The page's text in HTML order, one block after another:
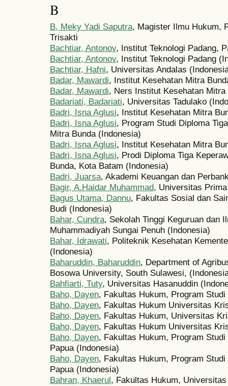
B
B, Meky Yadi Saputra, Magister Ilmu Hukum,
Trisakti
Bachtiar, Antonov, Institut Teknologi Padang,
Bachtiar, Antonov, Institut Teknologi Padang
Bachtiar, Hafni, Universitas Andalas
Badar, Mawardi, Institut Kesehatan Mitra
Badar, Mawardi, Ners Institut Kesehatan Mitra
Badariati, Badariati, Universitas Tadulako
Badri, Isna Aglusi, Institut Kesehatan Mitra
Badri, Isna Aglusi, Program Studi Diploma
Mitra Bunda (Indonesia)
Badri, Isna Aglusi, Institut Kesehatan Mitra
Badri, Isna Aglusi, Prodi Diploma Tiga
Bunda, Kota Batam (Indonesia)
Badri, Juarsa, Akademi Keuangan dan
Bagir, A.Haidar Muhammad, Universitas
Bagus Utama, Dannu, Fakultas Sosial dan
Budi (Indonesia)
Bahar, Cundra, Sekolah Tinggi Keguruan dan
Muhammadiyah Sungai Penuh (Indonesia)
Bahar, Idrawati, Politeknik Kesehatan
(Indonesia)
Baharuddin, Baharuddin, Department of
Bosowa University, South Sulawesi,
Bahfiarti, Tuty, Universitas Hasanuddin
Baho, Dayen, Fakultas Hukum, Program
Baho, Dayen, Fakultas Hukum Universitas
Baho, Dayen, Fakultas Hukum, Universitas
Baho, Dayen, Fakultas Hukum Universitas
Baho, Dayen, Fakultas Hukum, Program
Papua (Indonesia)
Baho, Dayen, Fakultas Hukum, Program
Papua (Indonesia)
Bahran, Khaerul, Fakultas Hukum,